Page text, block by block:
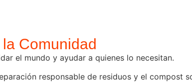
Comunidad
el mundo y ayudar a quienes lo necesitan.
responsable de residuos y el compost